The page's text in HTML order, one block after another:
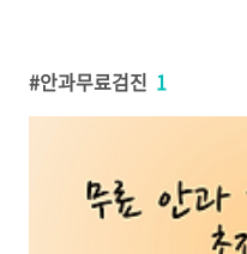
안과무료검진 1